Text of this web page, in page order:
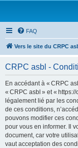
FAQ
Vers le site du CRPC
CRPC asbl -
En accédant à « CRPC
« CRPC asbl » et «
légalement lié par les
de ces conditions,
pouvons modifier ces
pour vous en informer. Il
document, car votre
vaut acceptation des